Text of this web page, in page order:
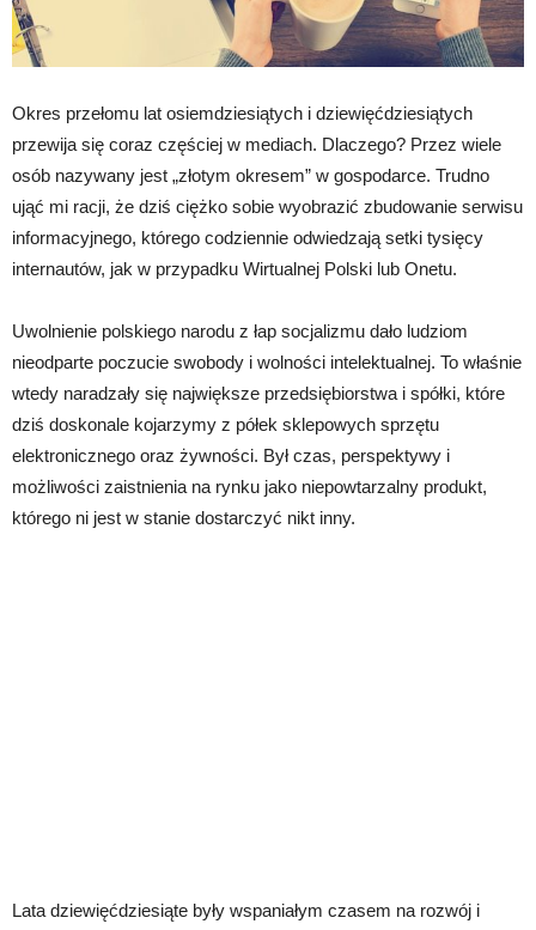
Okres przełomu lat osiemdziesiątych i dziewięćdziesiątych
przewija się coraz częściej w mediach. Dlaczego? Przez wiele
osób nazywany jest „złotym okresem” w gospodarce. Trudno
ująć mi racji, że dziś ciężko sobie wyobrazić zbudowanie serwisu
informacyjnego, którego codziennie odwiedzają setki tysięcy
internautów, jak w przypadku Wirtualnej Polski lub Onetu.
Uwolnienie polskiego narodu z łap socjalizmu dało ludziom
nieodparte poczucie swobody i wolności intelektualnej. To właśnie
wtedy naradzały się największe przedsiębiorstwa i spółki, które
dziś doskonale kojarzymy z półek sklepowych sprzętu
elektronicznego oraz żywności. Był czas, perspektywy i
możliwości zaistnienia na rynku jako niepowtarzalny produkt,
którego ni jest w stanie dostarczyć nikt inny.
Lata dziewięćdziesiąte były wspaniałym czasem na rozwój i